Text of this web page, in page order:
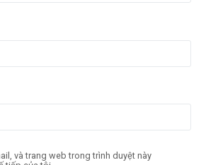
và trang web trong trình duyệt này